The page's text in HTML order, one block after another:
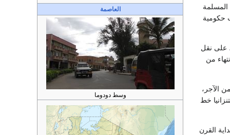
العاصمة
وسط دودوما
المسلمة
ظلت عدة مؤسسات حكومية
الوسطى، يبلغ عدد سكانها 45,703 نسمة. وقد جرى استفتاء في سنة 1973م، على نقل
من
الآجر،
خط
القرن